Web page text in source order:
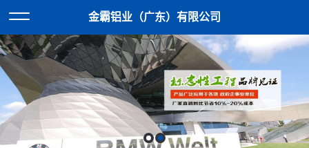
金霸铝业（广东）有限公司